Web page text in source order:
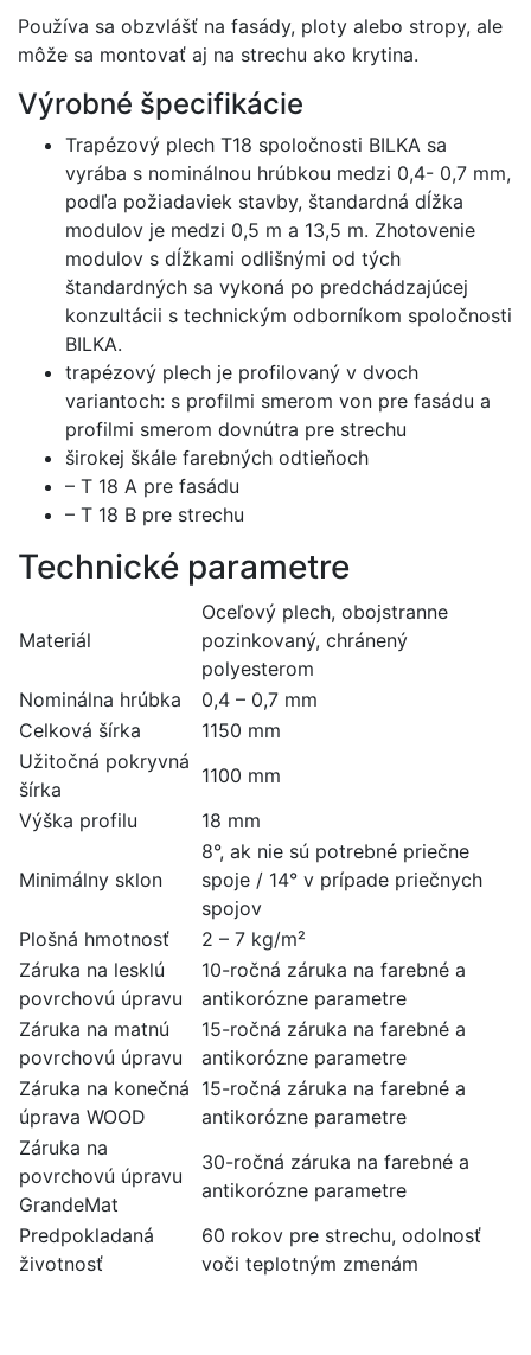
Používa sa obzvlášť na fasády, ploty alebo stropy, ale
môže sa montovať aj na strechu ako krytina.
Výrobné špecifikácie
Trapézový plech T18 spoločnosti BILKA sa
vyrába s nominálnou hrúbkou medzi 0,4- 0,7 mm,
podľa požiadaviek stavby, štandardná dĺžka
modulov je medzi 0,5 m a 13,5 m. Zhotovenie
modulov s dĺžkami odlišnými od tých
štandardných sa vykoná po predchádzajúcej
konzultácii s technickým odborníkom spoločnosti
BILKA.
trapézový plech je profilovaný v dvoch
variantoch: s profilmi smerom von pre fasádu a
profilmi smerom dovnútra pre strechu
širokej škále farebných odtieňoch
– T 18 A pre fasádu
– T 18 B pre strechu
Technické parametre
Materiál
Oceľový plech, obojstranne
pozinkovaný, chránený
polyesterom
Nominálna hrúbka
0,4 – 0,7 mm
Celková šírka
1150 mm
Užitočná pokryvná
šírka
1100 mm
Výška profilu
18 mm
Minimálny sklon
8°, ak nie sú potrebné priečne
spoje / 14° v prípade priečnych
spojov
Plošná hmotnosť
2 – 7 kg/m²
Záruka na lesklú
povrchovú úpravu
10-ročná záruka na farebné a
antikorózne parametre
Záruka na matnú
povrchovú úpravu
15-ročná záruka na farebné a
antikorózne parametre
Záruka na konečná
úprava WOOD
15-ročná záruka na farebné a
antikorózne parametre
Záruka na
povrchovú úpravu
GrandeMat
30-ročná záruka na farebné a
antikorózne parametre
Predpokladaná
životnosť
60 rokov pre strechu, odolnosť
voči teplotným zmenám